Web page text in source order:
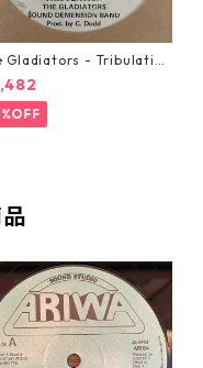
Gladiators - Tribulation
】